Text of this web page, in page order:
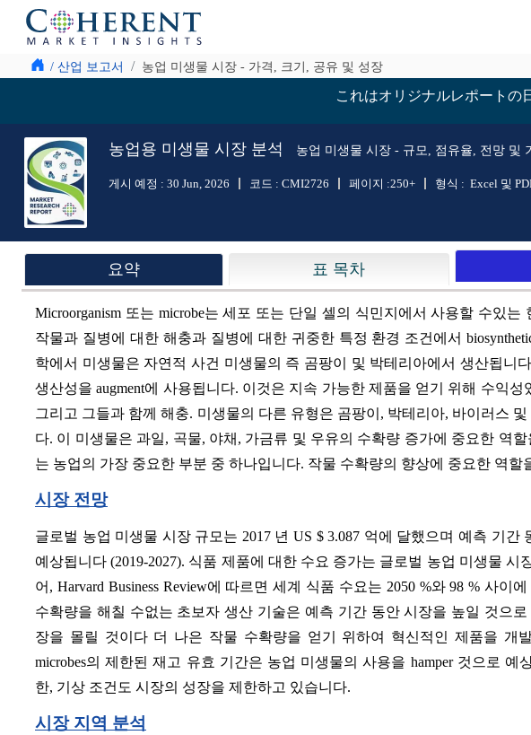
/ 산업 보고서 농업 미생물 시장 - 가격, 크기, 공유 및 성장
これはオリジナルレポートの
농업용 미생물 시장 분석 농업 미생물 시장 - 규모, 점유율, 전망 및
게시 예정 : 30 Jun, 2026 코드 : CMI2726 페이지 :250+ 형식 : Excel 및
요약 표 목차
Microorganism 또는 microbe는 세포 또는 단일 셀의 식민지에서 사용할 수있
작물과 질병에 대한 해충과 질병에 대한 귀중한 특정 환경 조건에서
학에서 미생물은 자연적 사건 미생물의 즉 곰팡이 및 박테리아에서 생산됩니
생산성을 augment에 사용됩니다. 이것은 지속 가능한 제품을 얻기 위해 수익
그리고 그들과 함께 해충. 미생물의 다른 유형은 곰팡이, 박테리아, 바이러스
다. 이 미생물은 과일, 곡물, 야채, 가금류 및 우유의 수확량 증가에 중요한 역
는 농업의 가장 중요한 부분 중 하나입니다. 작물 수확량의 향상에 중요한 역할
시장 전망
글로벌 농업 미생물 시장 규모는 2017 년 US $ 3.087 억에 달했으며 예측 기간
예상됩니다 (2019-2027). 식품 제품에 대한 수요 증가는 글로벌 농업 미생물 시
어, Harvard Business Review에 따르면 세계 식품 수요는 2050 %와 98 % 사이
수확량을 해칠 수없는 초보자 생산 기술은 예측 기간 동안 시장을 높일 것으
장을 몰릴 것이다 더 나은 작물 수확량을 얻기 위하여 혁신적인 제품을 개
microbes의 제한된 재고 유효 기간은 농업 미생물의 사용을 hamper 것으로 예
한, 기상 조건도 시장의 성장을 제한하고 있습니다.
시장 지역 분석